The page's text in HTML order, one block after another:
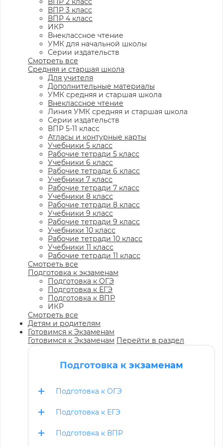
ВПР 3 класс
ВПР 4 класс
ИКР
Внеклассное чтение
УМК для начальной школы
Серии издательств
Смотреть все
Средняя и старшая школа
Для учителя
Дополнительные материалы
УМК средняя и старшая школа
Внеклассное чтение
Линия УМК средняя и старшая школа
Серии издательств
ВПР 5-11 класс
Атласы и контурные карты
Учебники 5 класс
Рабочие тетради 5 класс
Учебники 6 класс
Рабочие тетради 6 класс
Учебники 7 класс
Рабочие тетради 7 класс
Учебники 8 класс
Рабочие тетради 8 класс
Учебники 9 класс
Рабочие тетради 9 класс
Учебники 10 класс
Рабочие тетради 10 класс
Учебники 11 класс
Рабочие тетради 11 класс
Смотреть все
Подготовка к экзаменам
Подготовка к ОГЭ
Подготовка к ЕГЭ
Подготовка к ВПР
ИКР
Смотреть все
Детям и родителям
Готовимся к Экзаменам
Готовимся к Экзаменам Перейти в раздел
Подготовка к экзаменам
Подготовка к ОГЭ
Подготовка к ЕГЭ
Подготовка к ВПР